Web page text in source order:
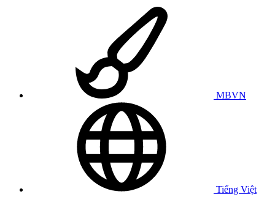
MBVN
Tiếng Việt